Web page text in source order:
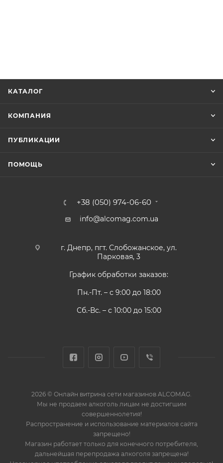
КАТАЛОГ
КОМПАНИЯ
ПУБЛИКАЦИИ
ПОМОЩЬ
+38 (050) 974-06-60
info@alcomag.com.ua
г. Днепр, пгт. Слобожанское, ул.
Парковая, 3
График обработки заказов:
Пн.-Пт. – с 9:00 до 18:00
Сб.-Вс. – с 10:00 до 15:00
2026 © Онлайн витрина сети магазинов ALCOMAG.
Мы не продаем алкоголь лицам не достигшим
совершеннолетия!
Распространение и использование материалов сайта
запрещено!
Магазин работает только для конечного потребителя,
дальнейшая перепродажа алкоголя запрещена!